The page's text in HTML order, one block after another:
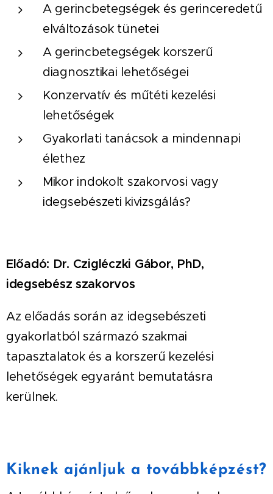
A gerincbetegségek és gerinceredetű
elváltozások tünetei
A gerincbetegségek korszerű
diagnosztikai lehetőségei
Konzervatív és műtéti kezelési
lehetőségek
Gyakorlati tanácsok a mindennapi
élethez
Mikor indokolt szakorvosi vagy
idegsebészeti kivizsgálás?
Előadó: Dr. Czigléczki Gábor, PhD,
idegsebész szakorvos
Az előadás során az idegsebészeti
gyakorlatból származó szakmai
tapasztalatok és a korszerű kezelési
lehetőségek egyaránt bemutatásra
kerülnek.
Kiknek ajánljuk a továbbképzést?